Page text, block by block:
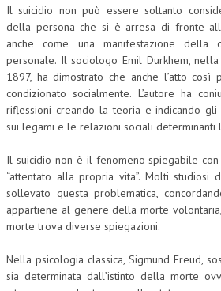
Il suicidio non può essere soltanto
della persona che si è arresa di fronte
anche come una manifestazione della
personale. Il sociologo Emil Durkhem,
1897, ha dimostrato che anche l’atto così
condizionato socialmente. L’autore ha
riflessioni creando la teoria e indicando
sui legami e le relazioni sociali determinanti
Il suicidio non è il fenomeno spiegabile
“attentato alla propria vita”. Molti studiosi
sollevato questa problematica,
appartiene al genere della morte
morte trova diverse spiegazioni.
Nella psicologia classica, Sigmund Freud,
sia determinata dall’istinto della morte